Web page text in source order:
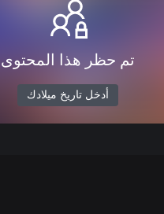
تم حظر هذا المحتوى
أدخل تاريخ ميلادك